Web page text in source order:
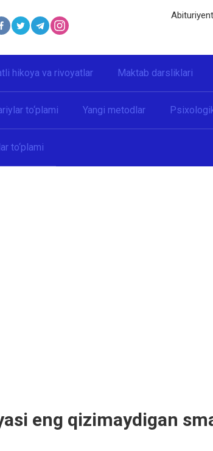
hikoya va rivoyatlar Maktab darsliklari
to‘plami Yangi metodlar
to‘plami
eng qizimaydigan